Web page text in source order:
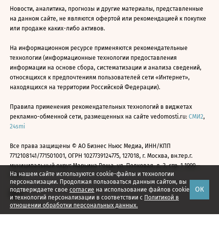
На нашем сайте используются cookie-файлы и технологии
персонализации. Продолжая пользоваться данным сайтом, вы
подтверждаете свое согласие на использование файлов cookie
и технологий персонализации в соответствии с Политикой в
отношении обработки персональных данных.
ОК
Новости, аналитика, прогнозы и другие материалы, представленные
на данном сайте, не являются офертой или рекомендацией к покупке
или продаже каких-либо активов.
На информационном ресурсе применяются рекомендательные
технологии (информационные технологии предоставления
информации на основе сбора, систематизации и анализа сведений,
относящихся к предпочтениям пользователей сети «Интернет»,
находящихся на территории Российской Федерации).
Правила применения рекомендательных технологий в виджетах
рекламно-обменной сети, размещенных на сайте vedomosti.ru: СМИ2,
24smi
Все права защищены © АО Бизнес Ньюс Медиа, ИНН/КПП
7712108141/771501001, ОГРН 1027739124775, 127018, г. Москва, вн.тер.г.
муниципальный округ Марьина Роща, ул. Полковая, д. 3, стр. 1 1999—
2026